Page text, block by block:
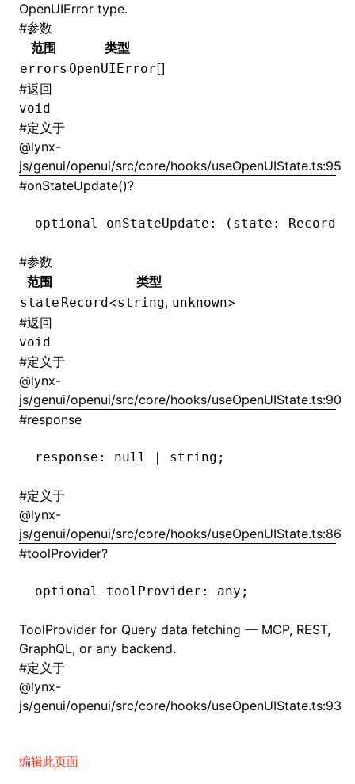
OpenUIError type.
#参数
范围
类型
errors OpenUIError[]
#返回
void
#定义于
@lynx-
js/genui/openui/src/core/hooks/useOpenUIState.ts:95
#onStateUpdate()?
optional onStateUpdate : (state : Record
#参数
范围
类型
state Record<string, unknown>
#返回
void
#定义于
@lynx-
js/genui/openui/src/core/hooks/useOpenUIState.ts:90
#response
response : null | string;
#定义于
@lynx-
js/genui/openui/src/core/hooks/useOpenUIState.ts:86
#toolProvider?
optional toolProvider : any;
ToolProvider for Query data fetching — MCP, REST,
GraphQL, or any backend.
#定义于
@lynx-
js/genui/openui/src/core/hooks/useOpenUIState.ts:93
编辑此页面